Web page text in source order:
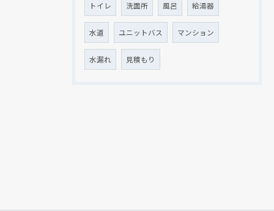
トイレ 洗面所 風呂 給湯器
水道 ユニットバス マンション
水漏れ 見積もり